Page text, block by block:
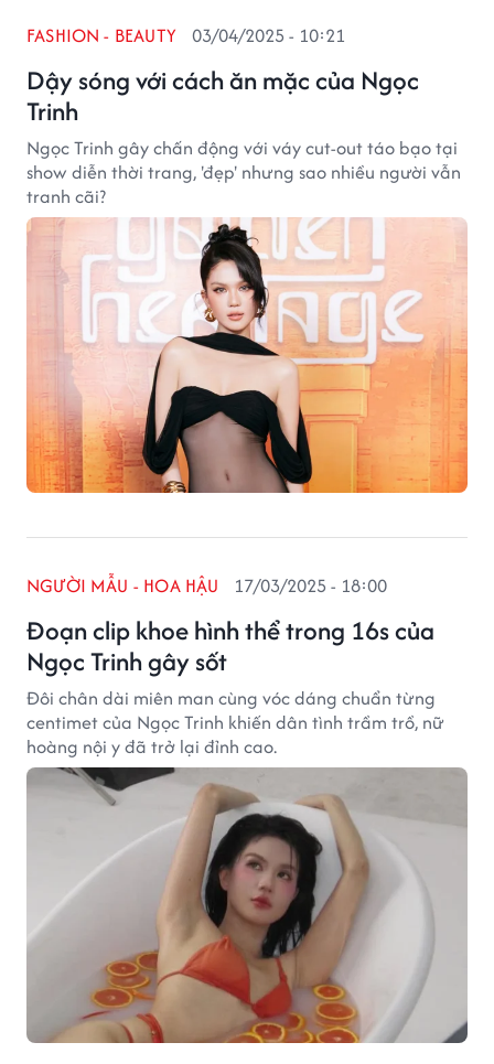
Dậy sóng với cách ăn mặc của Ngọc
Trinh
FASHION - BEAUTY 03/04/2025 - 10:21
Ngọc Trinh gây chấn động với váy cut-out táo bạo tại
show diễn thời trang, 'đẹp' nhưng sao nhiều người vẫn
tranh cãi?
Đoạn clip khoe hình thể trong 16s của
Ngọc Trinh gây sốt
NGƯỜI MẪU - HOA HẬU 17/03/2025 - 18:00
Đôi chân dài miên man cùng vóc dáng chuẩn từng
centimet của Ngọc Trinh khiến dân tình trầm trồ, nữ
hoàng nội y đã trở lại đỉnh cao.